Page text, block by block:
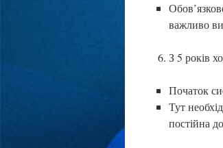
важливо
З 5 років
Початок
Тут
постійна